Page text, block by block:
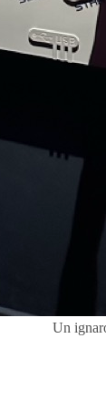
Un